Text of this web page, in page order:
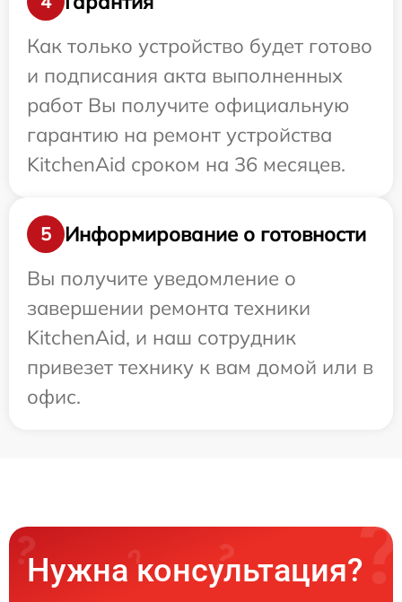
Как только устройство будет готово
и подписания акта выполненных
работ Вы получите официальную
гарантию на ремонт устройства
KitchenAid сроком на 36 месяцев.
5
Информирование о готовности
Вы получите уведомление о
завершении ремонта техники
KitchenAid, и наш сотрудник
привезет технику к вам домой или в
офис.
Нужна консультация?